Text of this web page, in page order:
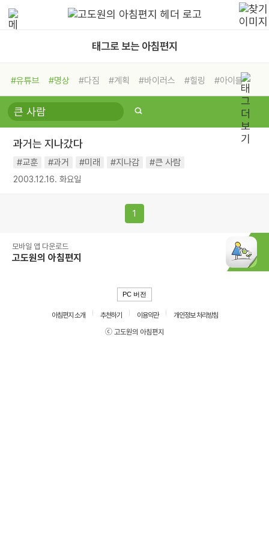
태그로 보는 아침편지
#유튜브 #명상 #다짐 #계획 #바이러스 #힐링
#아이들
#비전캠프
#독서캠프 #삶
#희망
#나눔 #친구 #링컨학교
#독서
#건강 #면역력
과거는 지나갔다
#교훈 #과거 #미래 #지나감 #큰 사람
2003.12.16. 화요일
1
모바일 앱 다운로드
고도원의 아침편지
PC 버전
아침편지 소개 추천하기 이용약관
개인정보 처리방침
ⓒ 고도원의 아침편지